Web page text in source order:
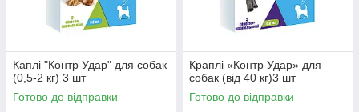
Каплі "Контр Удар" для собак
(0,5-2 кг) 3 шт
Готово до відправки
Краплі «Контр Удар» для
собак (від 40 кг)3 шт
Готово до відправки